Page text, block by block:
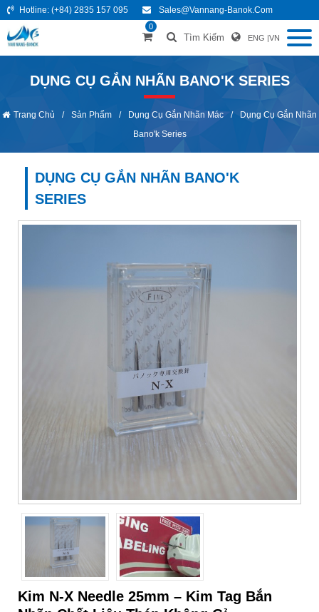
Hotline: (+84) 2835 157 095 Sales@vannang-Banok.com
0
Tìm Kiếm ENG |VN
DỤNG CỤ GẮN NHÃN BANO'K SERIES
Trang Chủ / Sản Phẩm / Dụng Cụ Gắn Nhãn Mác /
Dụng Cụ Gắn Nhãn
Bano'k Series
DỤNG CỤ GẮN NHÃN BANO'K
SERIES
Kim N-X Needle 25mm – Kim Tag Bắn